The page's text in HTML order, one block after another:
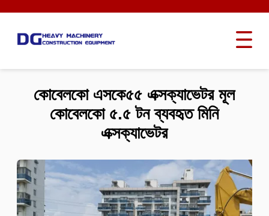
কোবেলকো এসকে৫৫ এক্সক্যাভেটর মূল
কোবেলকো ৫.৫ টন ব্যবহৃত মিনি
এক্সক্যাভেটর